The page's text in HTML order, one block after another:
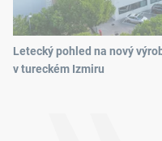
Letecký pohled na nový
v tureckém Izmiru